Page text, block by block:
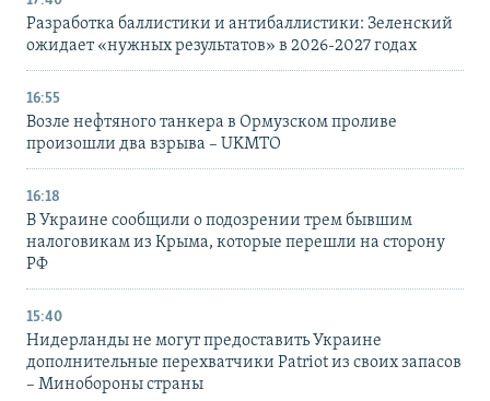
Разработка баллистики и антибаллистики: Зеленский
ожидает «нужных результатов» в 2026-2027 годах
16:55
Возле нефтяного танкера в Ормузском проливе
произошли два взрыва – UKMTO
16:18
В Украине сообщили о подозрении трем бывшим
налоговикам из Крыма, которые перешли на сторону
РФ
15:40
Нидерланды не могут предоставить Украине
дополнительные перехватчики Patriot из своих запасов
– Минобороны страны